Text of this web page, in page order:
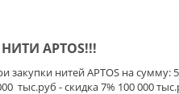
APTOS!!!
закупки нитей APTOS на сумму:
тыс.руб - скидка 7% 100 000